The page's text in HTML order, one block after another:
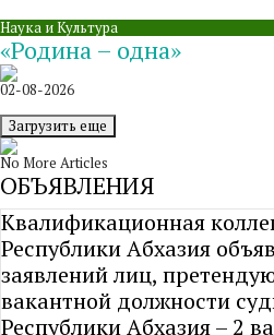
Наука и Культура
«Родина – одна»
02-08-2026
Загрузить еще
No More Articles
ОБЪЯВЛЕНИЯ
Квалификационная
Республики Абхазия
заявлений лиц,
вакантной должности
Республики Абхазия – 2